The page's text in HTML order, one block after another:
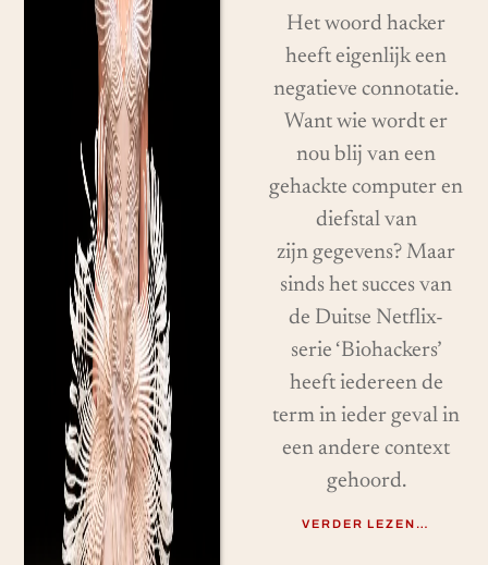
Het woord hacker
heeft eigenlijk een
negatieve connotatie.
Want wie wordt er
nou blij van een
gehackte computer en
diefstal van
zijn gegevens? Maar
sinds het succes van
de Duitse Netflix-
serie ‘Biohackers’
heeft iedereen de
term in ieder geval in
een andere context
gehoord.
VERDER LEZEN…